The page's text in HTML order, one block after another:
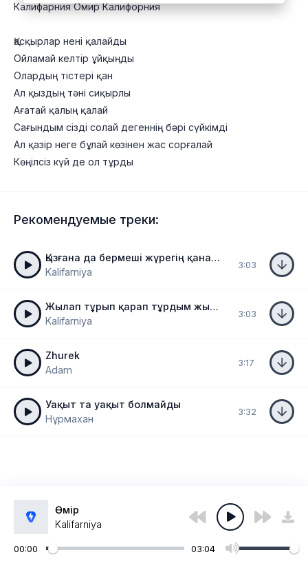
Калифарния Омир Калифорния
Қасқырлар нені қалайды
Ойламай келтір ұйқыңды
Олардың тістері қан
Ал қыздың тәні сиқырлы
Ағатай қалың қалай
Сағындым сізді солай дегеннің бәрі сүйкімді
Ал қазір неге бұлай көзінен жас сорғалай
Көңілсіз күй де ол тұрды
Рекомендуемые треки:
Қызғана да бермеші жүрегің қанайды
Kalifarniya
3:03
Жылап тұрып қарап тұрдым жырақ тұрып
Kalifarniya
3:03
Zhurek
Adam
3:17
Уақыт та уақыт болмайды
Нұрмахан
3:32
Өмір
Kalifarniya
00:00 03:04